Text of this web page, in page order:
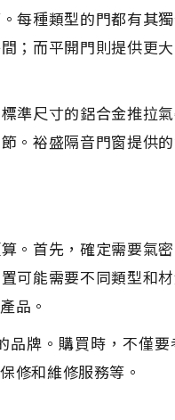
每種類型的門都有其
；而平開門則提供更
準尺寸的鋁合金推拉
。裕盛隔音門窗提供
。首先，確定需要氣
可能需要不同類型和
品。
牌。購買時，不僅
修和維修服務等。